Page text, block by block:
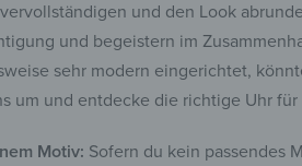
und den Look
und begeistern im
sehr modern eingerichtet,
um und entdecke die richtige Uhr für
Motiv: Sofern du kein passendes